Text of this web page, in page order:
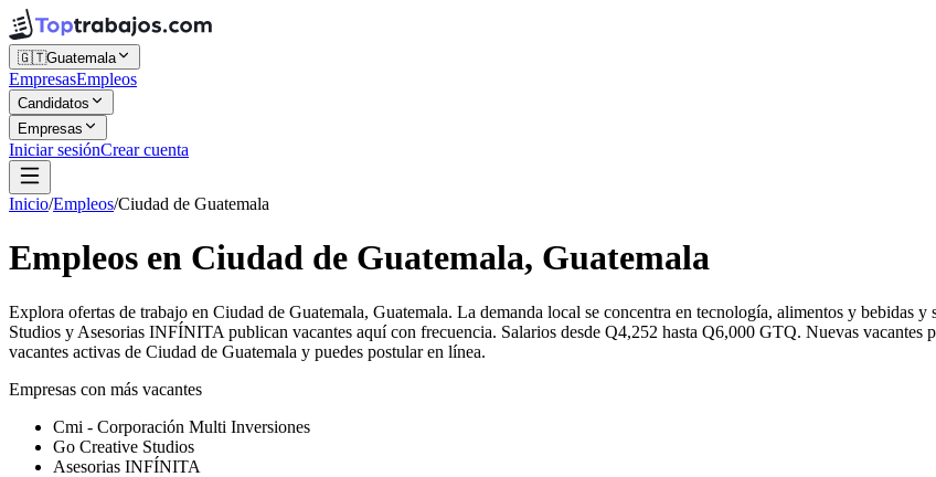
🇬🇹Guatemala
EmpresasEmpleos
Candidatos
Empresas
Iniciar sesiónCrear cuenta
Inicio/Empleos/Ciudad de Guatemala
Empleos en Ciudad de Guatemala, Guatemala
Explora ofertas de trabajo en Ciudad de Guatemala, Guatemala. La demanda local se concentra en tecnología, alimentos y
Studios y Asesorias INFÍNITA publican vacantes aquí con frecuencia. Salarios desde Q4,252 hasta Q6,000 GTQ. Nuevas vacantes
vacantes activas de Ciudad de Guatemala y puedes postular en línea.
Empresas con más vacantes
Cmi - Corporación Multi Inversiones
Go Creative Studios
Asesorias INFÍNITA